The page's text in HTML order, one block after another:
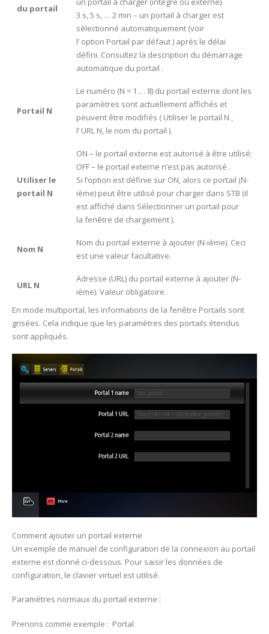
du portail
3 s, 5 s, … 2 min – un portail à charger est
sélectionné automatiquement (voir
l’ option Portail par défaut ) après le délai
défini. Consultez la description du démarrage
automatique du portail .
Portail N
Le numéro (N = 1 … 8) du portail externe dont les
paramètres sont actuellement affichés et
peuvent être modifiés ( Utiliser le portail N ,
l’ URL N, le nom du portail ).
Utiliser le
portail N
ON – le portail externe est autorisé à être utilisé;
OFF – le portail externe n’est pas autorisé .
Si l’option est définie sur ON, alors ce portail (N-
ième) peut être utilisé pour charger dans STB (il
est affiché dans Sélectionner un portail pour
la fenêtre de chargement ).
Nom N
Nom du portail externe à ajouter (N-ième). Ceci
est une valeur facultative.
URL N
Adresse (URL) du portail externe à ajouter (N-
ième). Valeur obligatoire.
En mode multiportal, les informations de la fenêtre Portails sont
grisées. Cela indique que les paramètres des portails étendus
sont appliqués.
Comment ajouter un portail externe
Un exemple de manuel de configuration de la connexion au portail
externe est donné ci-dessous. Pour saisir les données de
configuration, le clavier virtuel est utilisé.
Paramètres normaux du portail externe :
Prenons comme exemple : Portal